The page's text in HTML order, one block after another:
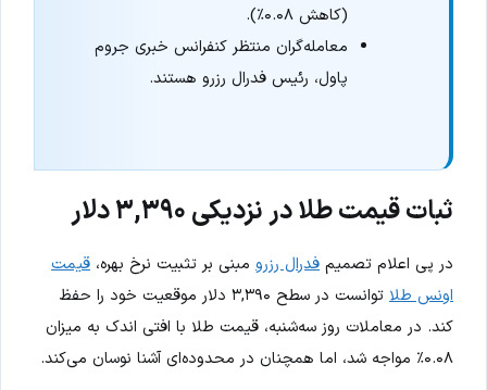
(کاهش ۰.۰۸٪).
معامله‌گران منتظر کنفرانس خبری جروم
پاول، رئیس فدرال رزرو هستند.
ثبات قیمت طلا در نزدیکی ۳,۳۹۰ دلار
در پی اعلام تصمیم فدرال رزرو مبنی بر تثبیت نرخ بهره، قیمت
اونس طلا
توانست در سطح ۳,۳۹۰ دلار موقعیت خود را حفظ
کند. در معاملات روز سه‌شنبه، قیمت طلا با افتی اندک به میزان
۰.۰۸٪ مواجه شد، اما همچنان در محدوده‌ای آشنا نوسان می‌کند.